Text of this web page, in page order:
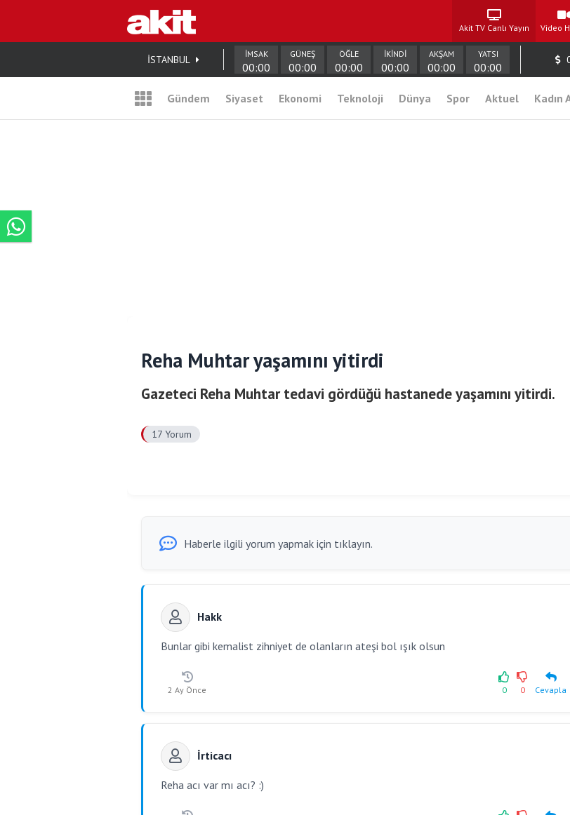
Akit TV Canlı Yayın Video
İSTANBUL İMSAK
00:00
GÜNEŞ
00:00
ÖĞLE
00:00
İKİNDİ
00:00
AKŞAM
00:00
YATSI
00:00
Gündem Siyaset Ekonomi Teknoloji Dünya Spor Aktuel Kadın
Reha Muhtar yaşamını yitirdi
Gazeteci Reha Muhtar tedavi gördüğü hastanede yaşamını yitirdi.
17 Yorum
Haberle ilgili yorum yapmak için tıklayın.
Hakk
Bunlar gibi kemalist zihniyet de olanların ateşi bol ışık olsun
2 Ay Önce 0 0 Cevapla
İrticacı
Reha acı var mı acı? :)